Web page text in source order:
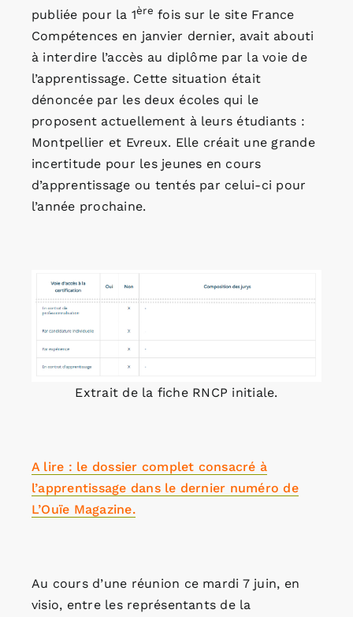
publiée pour la 1ère fois sur le site France
Compétences en janvier dernier, avait abouti
à interdire l’accès au diplôme par la voie de
l’apprentissage. Cette situation était
dénoncée par les deux écoles qui le
proposent actuellement à leurs étudiants :
Montpellier et Evreux. Elle créait une grande
incertitude pour les jeunes en cours
d’apprentissage ou tentés par celui-ci pour
l’année prochaine.
Extrait de la fiche RNCP initiale.
A lire : le dossier complet consacré à
l’apprentissage dans le dernier numéro de
L’Ouïe Magazine.
Au cours d’une réunion ce mardi 7 juin, en
visio, entre les représentants de la